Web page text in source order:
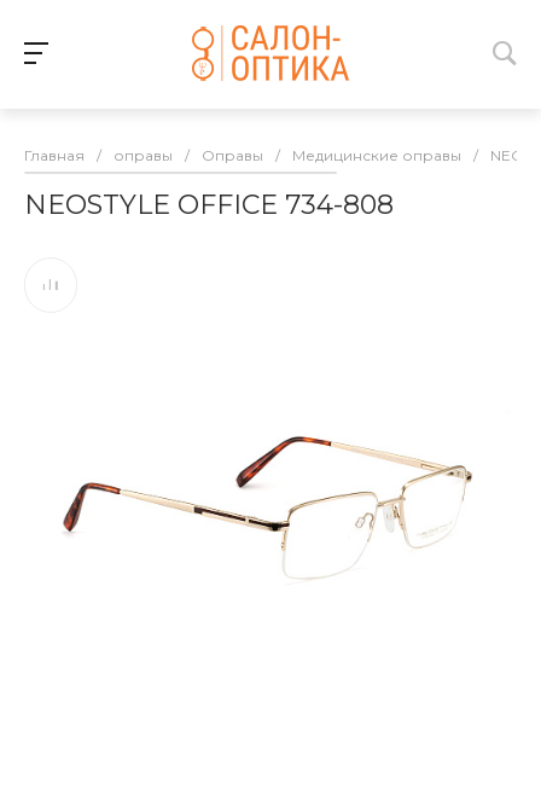
Главная / оправы / Оправы / Медицинские оправы /
NEOSTYLE OFFICE 734-808